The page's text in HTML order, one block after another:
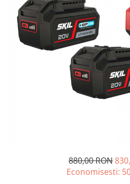
Echere si compasuri
Nivele
Nivele laser
Rulete si metre
Masini de gaurit si insurubat
Masini de slefuit si rindeluit
Masini multifunctionale
Polizoare unghiulare
Scule electrice de banc
Suflante aer cald si aspiratoare
Salopetă cu pieptar
Tricouri
Veste
îmbrăcăminte unică folosinţă
Industria Alimentară
Accesorii industria alimentară
880,00 RON
Economisesti: